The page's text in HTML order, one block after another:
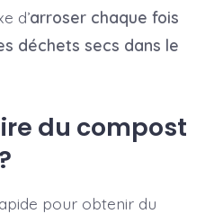
d’arroser chaque fois
déchets secs dans le
du compost
pour obtenir du